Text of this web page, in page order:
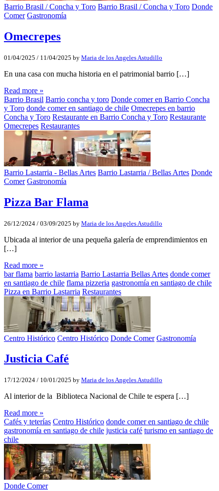
Barrio Brasil / Concha y Toro Barrio Brasil / Concha y Toro Donde
Comer Gastronomía
Omecrepes
01/04/2025 / 11/04/2025 by Maria de los Angeles Astudillo
En una casa con mucha historia en el patrimonial barrio […]
Read more »
Barrio Brasil Barrio concha y toro Donde comer en Barrio Concha
y Toro donde comer en santiago de chile Omecrepes en barrio
Concha y Toro Restaurante en Barrio Concha y Toro Restaurante
Omecrepes Restaurantes
Barrio Lastarria - Bellas Artes Barrio Lastarria / Bellas Artes Donde
Comer Gastronomía
Pizza Bar Flama
26/12/2024 / 03/09/2025 by Maria de los Angeles Astudillo
Ubicada al interior de una pequeña galería de emprendimientos en
[…]
Read more »
bar flama barrio lastarria Barrio Lastarria Bellas Artes donde comer
en santiago de chile flama pizzeria gastronomía en santiago de chile
Pizza en Barrio Lastarria Restaurantes
Centro Histórico Centro Histórico Donde Comer Gastronomía
Justicia Café
17/12/2024 / 10/01/2025 by Maria de los Angeles Astudillo
Al interior de la Biblioteca Nacional de Chile te espera […]
Read more »
Cafés y teterías Centro Histórico donde comer en santiago de chile
gastronomía en santiago de chile justicia café turismo en santiago de
chile
Donde Comer